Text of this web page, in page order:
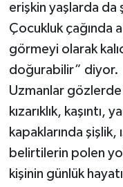
erişkin yaşlarda
Çocukluk çağında
görmeyi olarak
doğurabilir” diyor.
Uzmanlar
kızarıklık,
kapaklarında şişlik,
belirtilerin polen
kişinin günlük